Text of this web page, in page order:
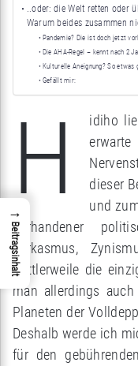
..oder: die Welt retten oder
Warum beides zusammen
Pandemie? Die ist doch jetzt
Die AHA-Regel – kennt nach 2
Kulturelle Aneignung? So etwas
Gefällt mir:
H
idiho
dieser
und
vorhandener
Sarkasmus,
mittlerweile die
man allerdings
Planeten der
Deshalb werde ich
für den
→
Beitragsinhalt